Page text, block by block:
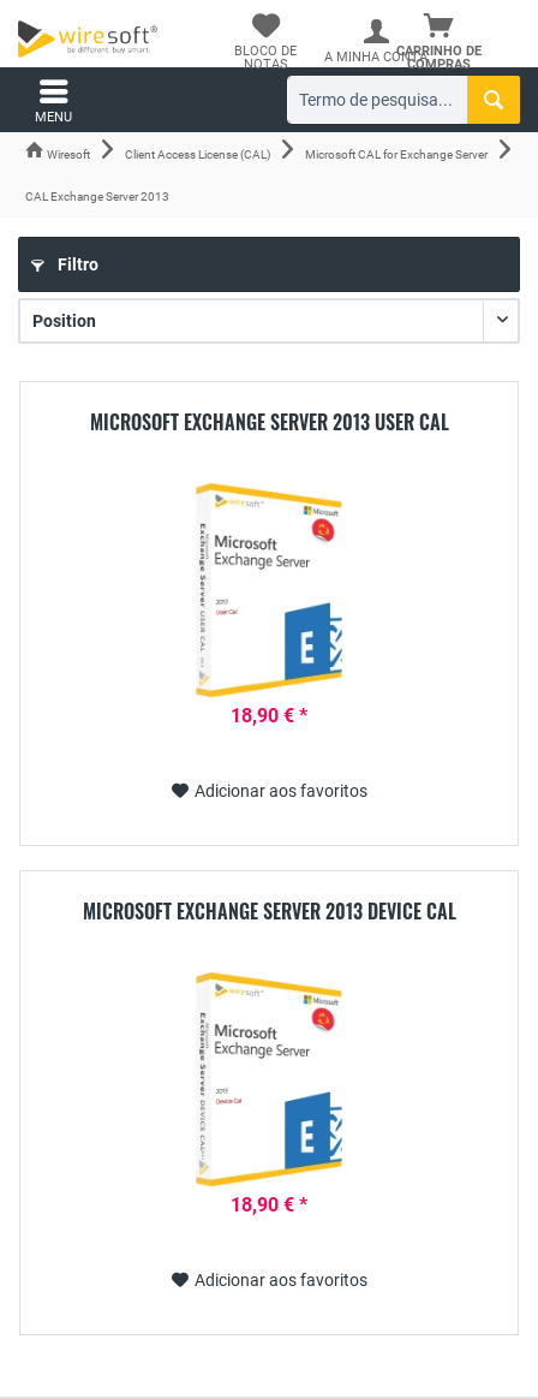
CARRINHO DE
COMPRAS
BLOCO DE
NOTAS
A MINHA CONTA
MENU
Wiresoft Client Access License (CAL) Microsoft CAL for Exchange Server
CAL Exchange Server 2013
Filtro
MICROSOFT EXCHANGE SERVER 2013 USER CAL
18,90 € *
Adicionar aos favoritos
MICROSOFT EXCHANGE SERVER 2013 DEVICE CAL
18,90 € *
Adicionar aos favoritos